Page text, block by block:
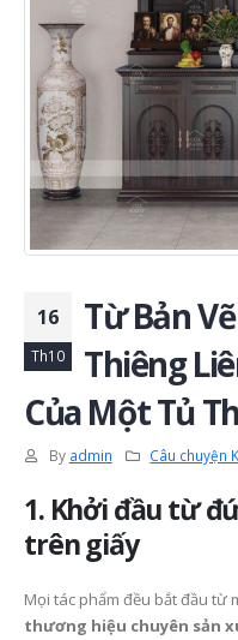
16
Th10
Từ Bản
Thiêng
Của Một Tủ
By admin Câu chuyện
1. Khởi đầu từ
trên giấy
Mọi tác phẩm đều bắt đầu từ
thương hiệu chuyên sản